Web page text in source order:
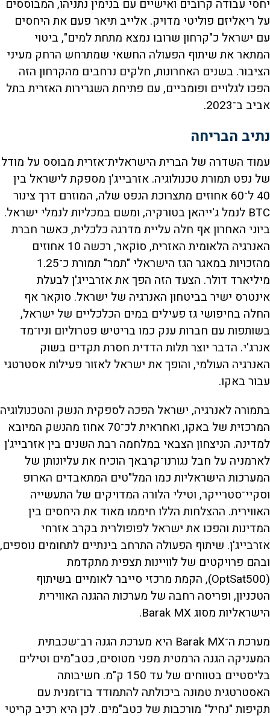
יחסי עבודה קרובים ואישיים עם בנימין נתניהו, המבוססים
על ריאליזם פוליטי מדויק. אלייב תיאר פעם את היחסים
עם ישראל כ"קרחון שרובו נמצא מתחת למים", ביטוי
המתאר את שיתוף הפעולה החשאי שמתרחש הרחק מעיני
הציבור. בשנים האחרונות, חלקים נרחבים מהקרחון הזה
הפכו לגלויים ופומביים, עם פתיחת השגרירות האזרית בתל
אביב ב־2023.
נתיב הבריחה
עמוד השדרה של הברית הישראלית־אזרית מבוסס על מודל
של נפט תמורת טכנולוגיה. אזרבייג'ן מספקת לישראל בין
40 ל־60 אחוזים מתצרוכת הנפט שלה, המוזרם דרך צינור
BTC לנמל ג'ייהאן בטורקיה, ומשם במכליות לנמלי ישראל.
ביוני האחרון אף חלה עליית מדרגה כלכלית, כאשר חברת
האנרגיה הלאומית האזרית, סוֹקאר, רכשה 10 אחוזים
מהזכויות במאגר הגז הישראלי "תמר" תמורת כ־1.25
מיליארד דולר. הצעד הזה הפך את אזרבייג'ן לבעלת
אינטרס ישיר בביטחון האנרגיה של ישראל. סוקאר אף
החלה בחיפושי גז פעילים במים הכלכליים של ישראל,
בשותפות עם חברות ענק כמו בריטיש פטרוליום וניו־מד
אנרג'י. הדבר יוצר תלות הדדית חסרת תקדים בשוק
האנרגיה העולמי, והופך את ישראל לאזור פעילות אסטרטגי
עבור באקו.
בתמורה לאנרגיה, ישראל הפכה לספקית הנשק והטכנולוגיה
המרכזית של באקו, ואחראית לכ־70 אחוז מהנשק המיובא
למדינה. הניצחון הצבאי במלחמה רבת השנים בין אזרבייג'ן
לארמניה על חבל נגורנו־קרבאך הוכיח את עליונותן של
המערכות הישראליות כמו המל"טים המתאבדים הארופ
וסקיי־סטרייקר, וטילי הלורה המדויקים של התעשייה
האווירית. ההצלחות הללו חיממו מאוד את היחסים בין
המדינות והפכו את ישראל לפופולרית בקרב אזרחי
אזרבייג'ן. שיתוף הפעולה התרחב בינתיים לתחומים נוספים,
ובהם פרויקטים של לוויינות תצפית מתקדמת
(OptSat500), הקמת מרכזי סייבר לאומיים בשיתוף
הטכניון, ופריסה רחבה של מערכות ההגנה האווירית
הישראליות מסוג Barak MX.
מערכת ה־Barak MX היא מערכת הגנה רב־שכבתית
המעניקה הגנה הרמטית מפני מטוסים, כטב"מים וטילים
בליסטיים בטווחים של עד 150 ק"מ. חשיבותה
האסטרטגית טמונה ביכולתה להתמודד בו־זמנית עם
תקיפות "נחיל" מורכבות של כטב"מים. לכן היא רכיב קריטי